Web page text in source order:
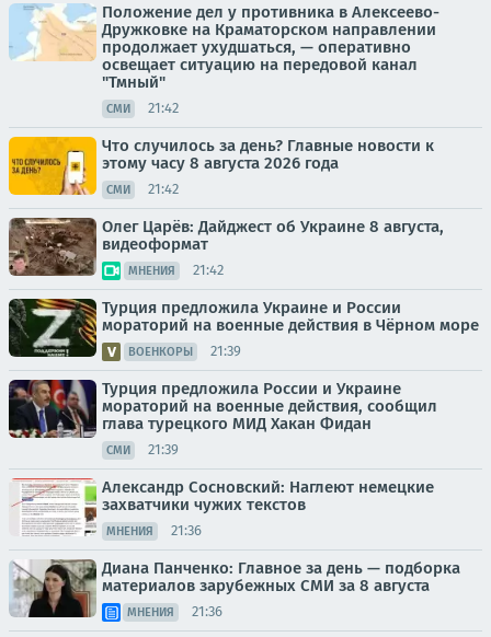
Положение дел у противника в Алексеево-
Дружковке на Краматорском направлении
продолжает ухудшаться, — оперативно
освещает ситуацию на передовой канал
"Тмный"
СМИ 21:42
Что случилось за день? Главные новости к
этому часу 8 августа 2026 года
СМИ 21:42
Олег Царёв: Дайджест об Украине 8 августа,
видеоформат
МНЕНИЯ 21:42
Турция предложила Украине и России
мораторий на военные действия в Чёрном море
ВОЕНКОРЫ 21:39
Турция предложила России и Украине
мораторий на военные действия, сообщил
глава турецкого МИД Хакан Фидан
СМИ 21:39
Александр Сосновский: Наглеют немецкие
захватчики чужих текстов
МНЕНИЯ 21:36
Диана Панченко: Главное за день — подборка
материалов зарубежных СМИ за 8 августа
МНЕНИЯ 21:36